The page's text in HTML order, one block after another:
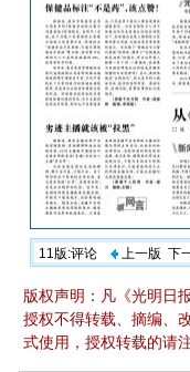
11版:评论 上一版 下
版权声明：凡《光明日
授权不得转载、摘编、
式使用，授权转载的请